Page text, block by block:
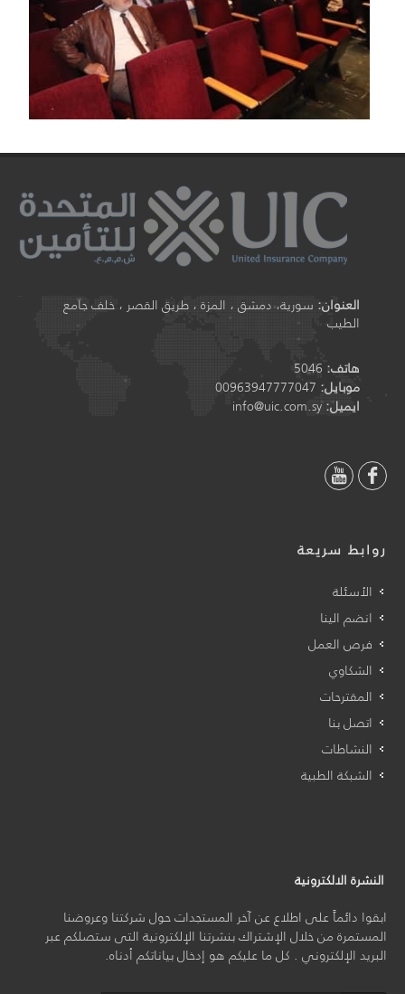
العنوان: سورية، دمشق ، المزة ، طريق القصر ، خلف جامع
الطيب
هاتف: 5046
موبايل: 00963947777047
ايميل:info@uic.com.sy
روابط سريعة
الأسئلة
انضم الينا
فرص العمل
الشكاوي
المقترحات
اتصل بنا
النشاطات
الشبكة الطبية
النشرة الالكترونية
ابقوا دائماً على اطلاع عن آخر المستجدات حول شركتنا وعروضنا
المستمرة من خلال الإشتراك بنشرتنا الإلكترونية التى ستصلكم عبر
البريد الإلكتروني . كل ما عليكم هو إدخال بياناتكم أدناه.